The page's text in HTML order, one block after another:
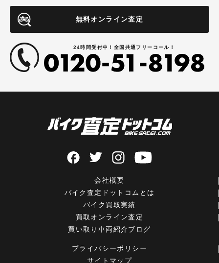
無料オンライン査定
24時間受付中！全国共通フリーコール！
会社概要
バイク査定ドットコムとは
バイク買取実績
買取オンライン査定
買い取り車両紹介ブログ
プライバシーポリシー
サイトマップ